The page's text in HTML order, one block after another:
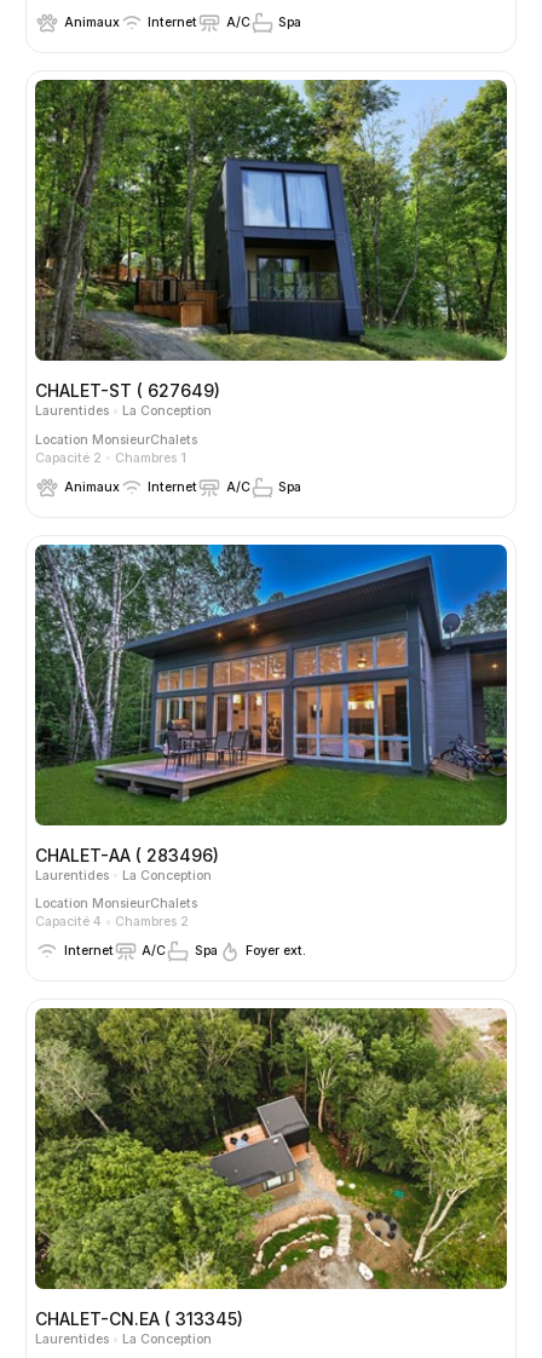
Animaux
Internet A/C Spa
CHALET-ST ( 627649)
Laurentides
La Conception
Location MonsieurChalets
Capacité 2
Chambres 1
Animaux
Internet A/C Spa
CHALET-AA ( 283496)
Laurentides
La Conception
Location MonsieurChalets
Capacité 4
Chambres 2
Internet
A/C Spa Foyer ext.
CHALET-CN.EA ( 313345)
Laurentides
La Conception